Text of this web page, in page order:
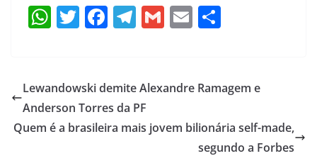
W
s
A
p
T
er
F
b
o
o
T
gr
a
m
G
l
E
l e
Lewandowski demite Alexandre Ramagem e
Anderson Torres da PF
Quem é a brasileira mais jovem bilionária self-made,
segundo a Forbes